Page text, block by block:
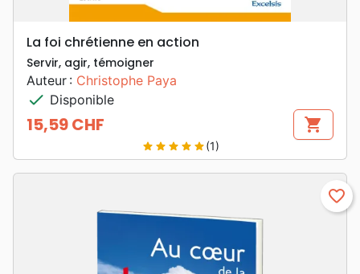
La foi chrétienne en action
Servir, agir, témoigner
Auteur : Christophe Paya
check Disponible
Prix
15,59 CHF shopping_cart
star star star star star(1)
favorite_border